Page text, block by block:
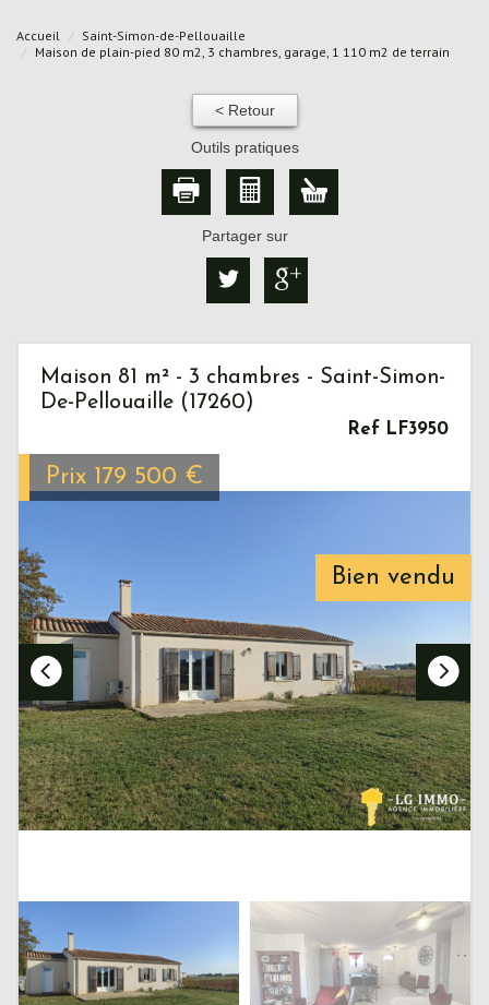
Accueil
Saint-Simon-de-Pellouaille
Maison de plain-pied 80 m2, 3 chambres, garage, 1 110 m2 de terrain
< Retour
Outils pratiques
Partager sur
Bien vendu
Maison 81 m² - 3 chambres - Saint-Simon-
De-Pellouaille (17260)
Ref LF3950
Prix 179 500 €